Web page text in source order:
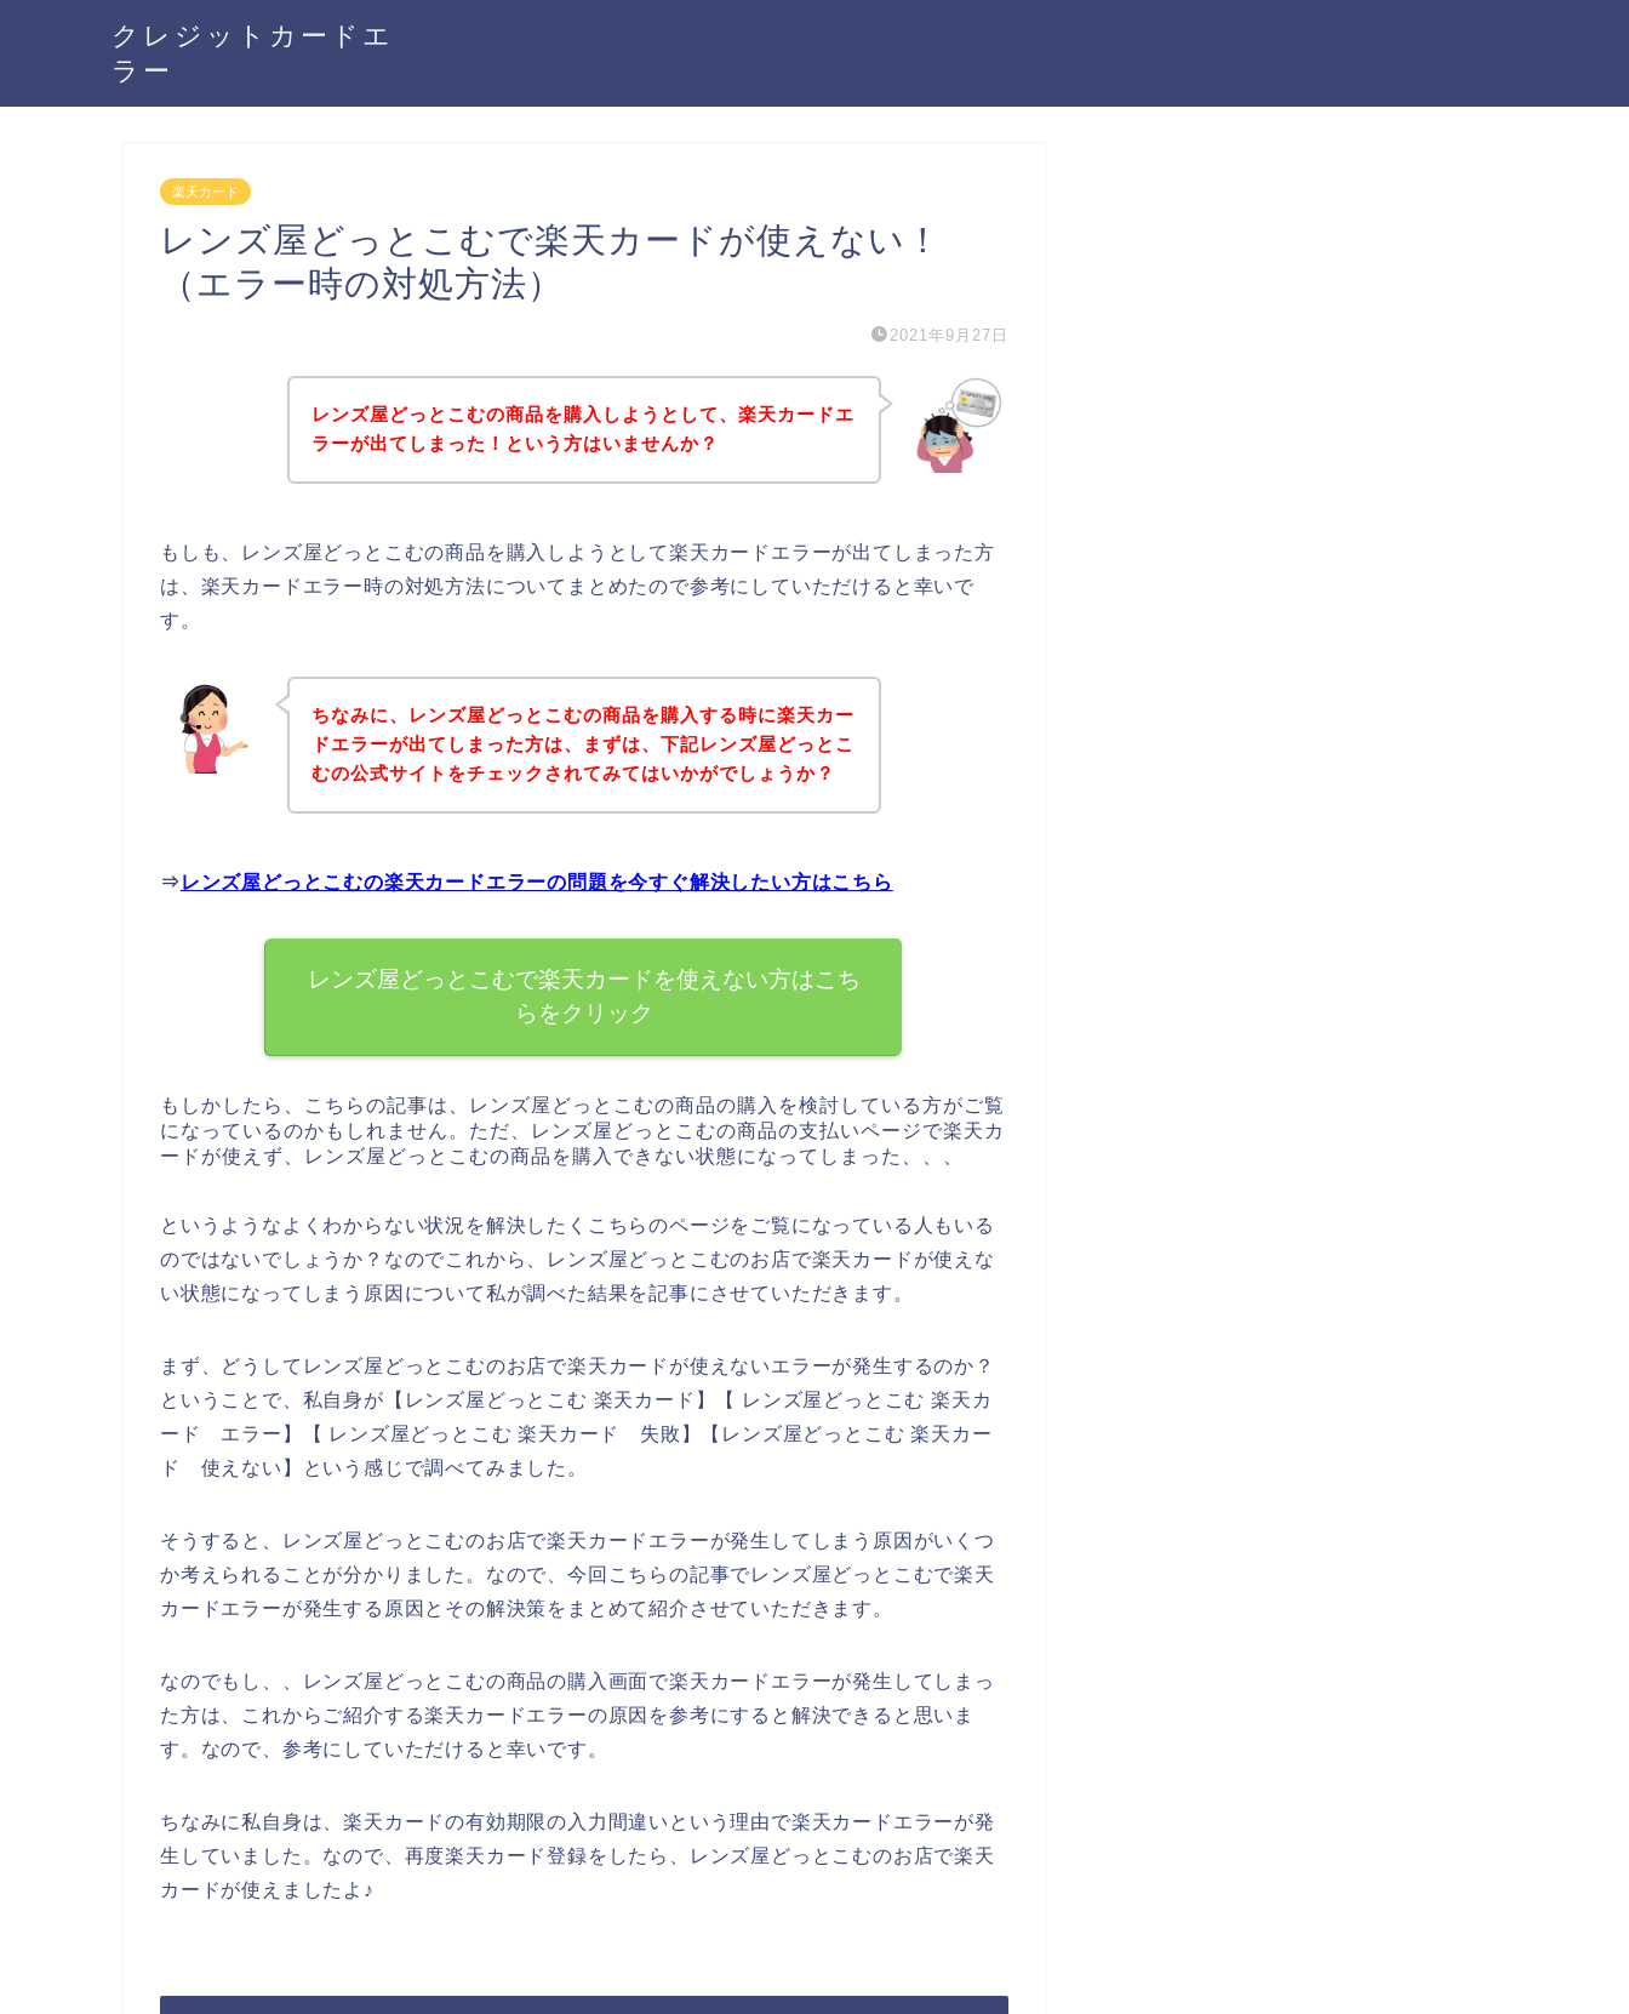
クレジットカードエ
ラー
楽天カード
レンズ屋どっとこむで楽天カードが使えない！
（エラー時の対処方法）
2021年9月27日
レンズ屋どっとこむの商品を購入しようとして、楽天カードエ
ラーが出てしまった！という方はいませんか？
もしも、レンズ屋どっとこむの商品を購入しようとして楽天カードエラーが出てしまった方
は、楽天カードエラー時の対処方法についてまとめたので参考にしていただけると幸いで
す。
ちなみに、レンズ屋どっとこむの商品を購入する時に楽天カー
ドエラーが出てしまった方は、まずは、下記レンズ屋どっとこ
むの公式サイトをチェックされてみてはいかがでしょうか？
⇒ レンズ屋どっとこむの楽天カードエラーの問題を今すぐ解決したい方はこちら
レンズ屋どっとこむで楽天カードを使えない方はこち
らをクリック
もしかしたら、こちらの記事は、レンズ屋どっとこむの商品の購入を検討している方がご覧
になっているのかもしれません。ただ、レンズ屋どっとこむの商品の支払いページで楽天カ
ードが使えず、レンズ屋どっとこむの商品を購入できない状態になってしまった、、、
というようなよくわからない状況を解決したくこちらのページをご覧になっている人もいる
のではないでしょうか？なのでこれから、レンズ屋どっとこむのお店で楽天カードが使えな
い状態になってしまう原因について私が調べた結果を記事にさせていただきます。
まず、どうしてレンズ屋どっとこむのお店で楽天カードが使えないエラーが発生するのか？
ということで、私自身が【レンズ屋どっとこむ 楽天カード】【 レンズ屋どっとこむ 楽天カ
ード エラー】【 レンズ屋どっとこむ 楽天カード 失敗】【レンズ屋どっとこむ 楽天カー
ド 使えない】という感じで調べてみました。
そうすると、レンズ屋どっとこむのお店で楽天カードエラーが発生してしまう原因がいくつ
か考えられることが分かりました。なので、今回こちらの記事でレンズ屋どっとこむで楽天
カードエラーが発生する原因とその解決策をまとめて紹介させていただきます。
なのでもし、、レンズ屋どっとこむの商品の購入画面で楽天カードエラーが発生してしまっ
た方は、これからご紹介する楽天カードエラーの原因を参考にすると解決できると思いま
す。なので、参考にしていただけると幸いです。
ちなみに私自身は、楽天カードの有効期限の入力間違いという理由で楽天カードエラーが発
生していました。なので、再度楽天カード登録をしたら、レンズ屋どっとこむのお店で楽天
カードが使えましたよ♪